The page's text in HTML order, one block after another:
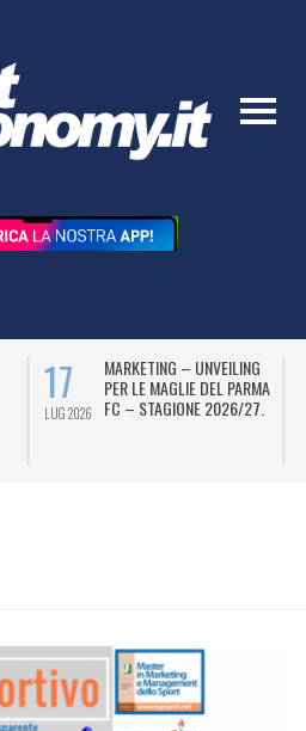
17
LUG 2026
MARKETING – UNVEILING
PER LE MAGLIE DEL PARMA
FC – STAGIONE 2026/27.